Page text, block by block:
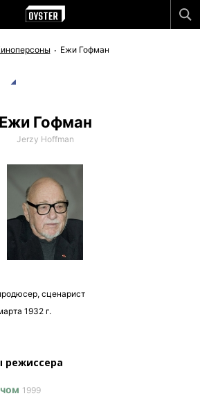
Ежи Гофман
Ежи Гофман
Jerzy Hoffman
сценарист
1932 г.
режисcера
1999